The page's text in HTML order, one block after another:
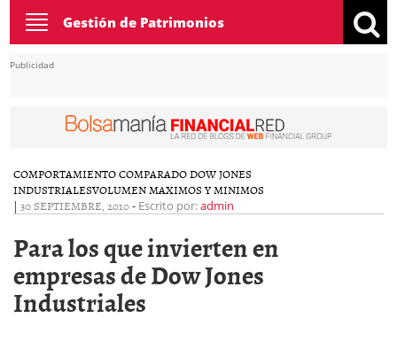
Toggle
navigation
Gestión de Patrimonios
Publicidad
COMPORTAMIENTO COMPARADO DOW JONES
INDUSTRIALESVOLUMEN MAXIMOS Y MINIMOS
| 30 SEPTIEMBRE, 2010- Escrito por:admin
Para los que invierten en
empresas de Dow Jones
Industriales